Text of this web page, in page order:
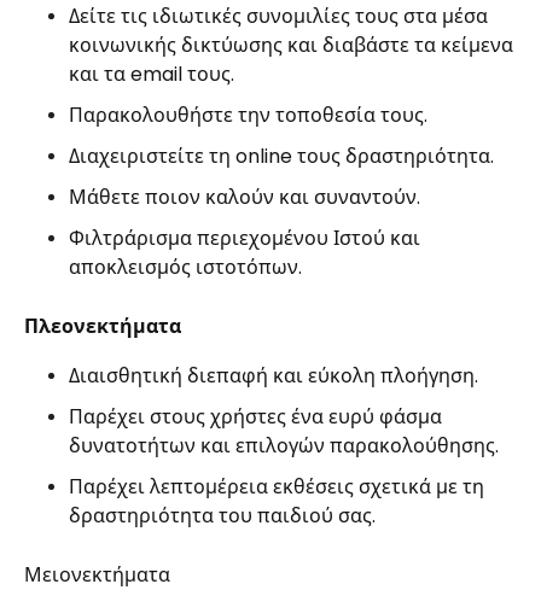
Δείτε τις ιδιωτικές συνομιλίες τους στα μέσα
κοινωνικής δικτύωσης και διαβάστε τα κείμενα
και τα email τους.
Παρακολουθήστε την τοποθεσία τους.
Διαχειριστείτε τη online τους δραστηριότητα.
Μάθετε ποιον καλούν και συναντούν.
Φιλτράρισμα περιεχομένου Ιστού και
αποκλεισμός ιστοτόπων.
Πλεονεκτήματα
Διαισθητική διεπαφή και εύκολη πλοήγηση.
Παρέχει στους χρήστες ένα ευρύ φάσμα
δυνατοτήτων και επιλογών παρακολούθησης.
Παρέχει λεπτομέρεια εκθέσεις σχετικά με τη
δραστηριότητα του παιδιού σας.
Μειονεκτήματα